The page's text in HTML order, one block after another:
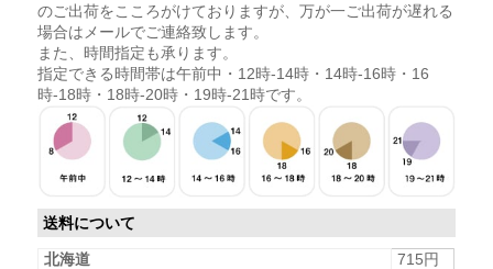
のご出荷をこころがけておりますが、万が一ご出荷が遅れる
場合はメールでご連絡致します。
また、時間指定も承ります。
指定できる時間帯は午前中・12時-14時・14時-16時・16
時-18時・18時-20時・19時-21時です。
送料について
北海道
715円